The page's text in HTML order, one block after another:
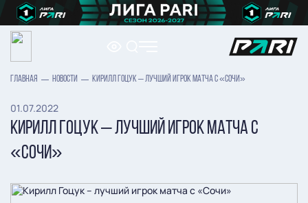
ГЛАВНАЯ НОВОСТИ КИРИЛЛ ГОЦУК – ЛУЧШИЙ ИГРОК МАТЧА С «СОЧИ»
01.07.2022
КИРИЛЛ ГОЦУК – ЛУЧШИЙ ИГРОК МАТЧА С
«СОЧИ»